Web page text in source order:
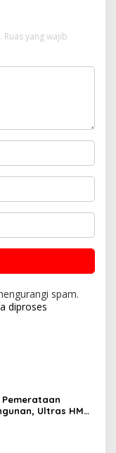
Ruas yang wajib
spam.
diproses
Ultras HMR